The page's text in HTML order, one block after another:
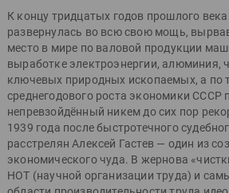
К концу тридцатых годов прошлого
развернулась во всю свою мощь,
место в мире по валовой продукции
выработке электроэнергии, алюминия,
ключевых природных ископаемых, а по
среднегодового роста экономики СССР
непревзойдённый никем до сих пор
1939 года после быстротечного
расстрелян Алексей Гастев — один из
экономического чуда. В жернова
НОТ (научной организации труда) и